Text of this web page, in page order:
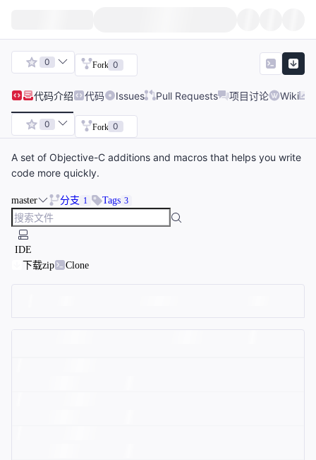
0 Fork 0
代码介绍 代码 Issues Pull Requests 项目讨论 Wiki
0 Fork 0
A set of Objective-C additions and macros that helps you write
code more quickly.
master 分支 1 Tags 3
IDE
下载zip
Clone